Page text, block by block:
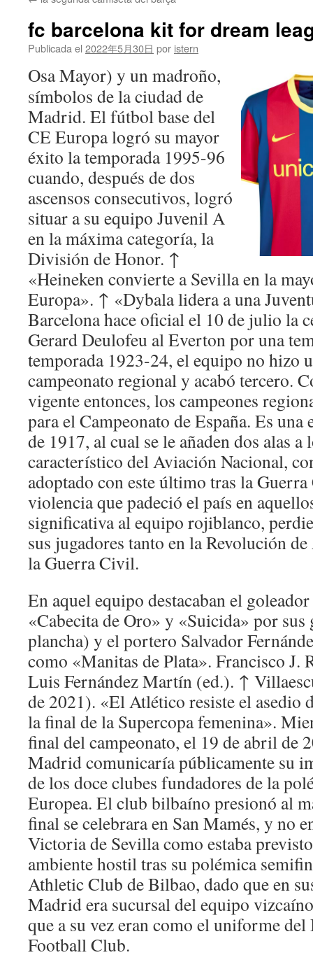
fc barcelona kit for dream
Publicada el 2022年5月30日 por istern
Osa Mayor) y un madroño,
símbolos de la ciudad de
Madrid. El fútbol base del
CE Europa logró su mayor
éxito la temporada 1995-96
cuando, después de dos
ascensos consecutivos, logró
situar a su equipo Juvenil A
en la máxima categoría, la
División de Honor. ↑
«Heineken convierte a Sevilla en la
Europa». ↑ «Dybala lidera a una
Barcelona hace oficial el 10 de julio la
Gerard Deulofeu al Everton por una
temporada 1923-24, el equipo no hizo
campeonato regional y acabó tercero.
vigente entonces, los campeones
para el Campeonato de España. Es
de 1917, al cual se le añaden dos alas
característico del Aviación Nacional,
adoptado con este último tras la
violencia que padeció el país en
significativa al equipo rojiblanco,
sus jugadores tanto en la Revolución
la Guerra Civil.
En aquel equipo destacaban el
«Cabecita de Oro» y «Suicida» por sus
plancha) y el portero Salvador
como «Manitas de Plata». Francisco J.
Luis Fernández Martín (ed.). ↑
de 2021). «El Atlético resiste el asedio
la final de la Supercopa femenina».
final del campeonato, el 19 de abril de
Madrid comunicaría públicamente su
de los doce clubes fundadores de la
Europea. El club bilbaíno presionó al
final se celebrara en San Mamés, y no
Victoria de Sevilla como estaba
ambiente hostil tras su polémica
Athletic Club de Bilbao, dado que en
Madrid era sucursal del equipo
que a su vez eran como el uniforme
Football Club.